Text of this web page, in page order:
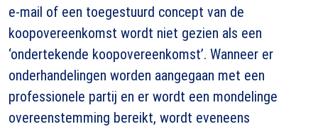
e-mail of een toegestuurd concept van de
koopovereenkomst wordt niet gezien als een
‘ondertekende koopovereenkomst’. Wanneer er
onderhandelingen worden aangegaan met een
professionele partij en er wordt een mondelinge
overeenstemming bereikt, wordt eveneens